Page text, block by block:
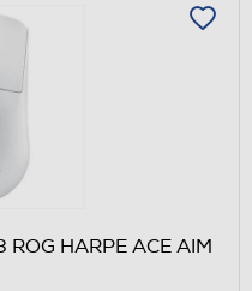
HARPE ACE AIM